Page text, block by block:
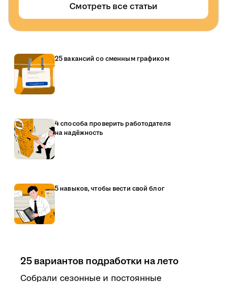
Смотреть все статьи
25 вакансий со сменным графиком
4 способа проверить работодателя
на надёжность
5 навыков, чтобы вести свой блог
25 вариантов подработки на лето
Собрали сезонные и постоянные